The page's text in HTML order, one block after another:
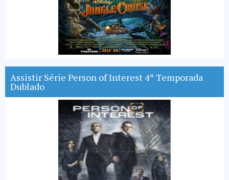
Assistir Série Person of Interest 4ª Temporada
Dublado